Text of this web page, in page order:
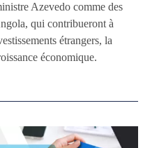
Azevedo comme des
qui contribueront à
étrangers, la
économique.